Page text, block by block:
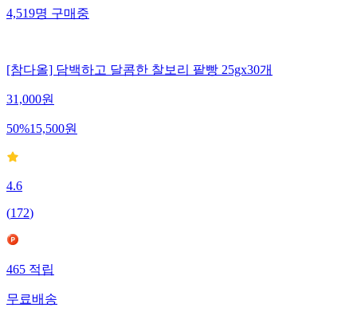
4,519명구매중
[참다올] 담백하고 달콤한 찰보리 팥빵 25gx30개
31,000원
50%15,500원
4.6
(172)
465적립
무료배송